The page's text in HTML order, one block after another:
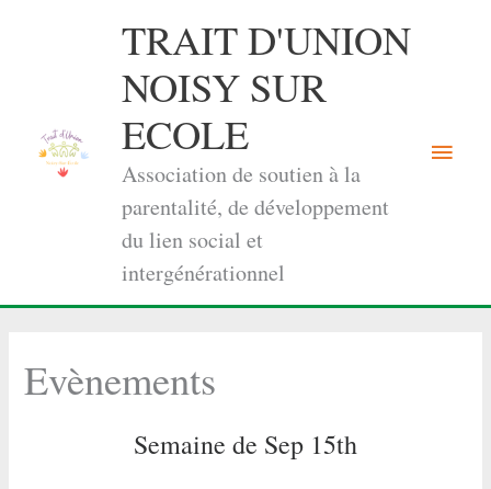
TRAIT D'UNION
NOISY SUR
ECOLE
Association de soutien à la
parentalité, de développement
du lien social et
intergénérationnel
Menu
Evènements
Semaine de Sep 15th